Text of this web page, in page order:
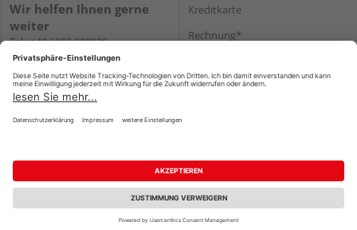
Wir helfen Ihnen gerne
weiter
Tel.:+49 6050 908030
E-Mail:shop@holzland-
linkundbecker.de
Kreditkarte
Rechnung*
Versand
Impressum AGB Widerruf
Datenschutz
Reservierungsbedingungen
Vertrag widerrufen